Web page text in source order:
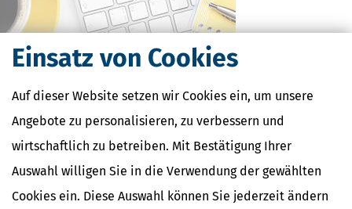
Einsatz von Cookies
Auf dieser Website setzen wir Cookies ein, um unsere
Angebote zu personalisieren, zu verbessern und
wirtschaftlich zu betreiben. Mit Bestätigung Ihrer
Auswahl willigen Sie in die Verwendung der gewählten
Cookies ein. Diese Auswahl können Sie jederzeit ändern
Kostenlose Steuertipps & News